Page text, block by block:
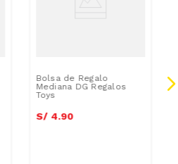
Bolsa de Regalo
Mediana DG Regalos
Toys
S/ 4.90